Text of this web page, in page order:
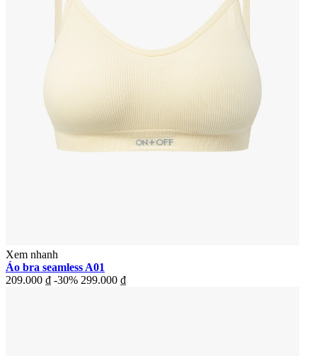
Xem nhanh
Áo bra seamless A01
209.000 ₫ -30% 299.000 ₫